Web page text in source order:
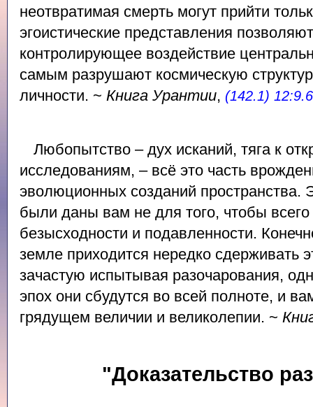
неотвратимая смерть могут прийти
эгоистические представления
контролирующее воздействие
самым разрушают космическую
личности. ~ Книга Урантии, (142.1) 12:9.6
Любопытство – дух исканий, тяга к
исследованиям, – всё это часть
эволюционных созданий пространства.
были даны вам не для того, чтобы
безысходности и подавленности.
земле приходится нередко сдерживать
зачастую испытывая разочарования,
эпох они сбудутся во всей полноте, и
грядущем величии и великолепии. ~
"Доказательство